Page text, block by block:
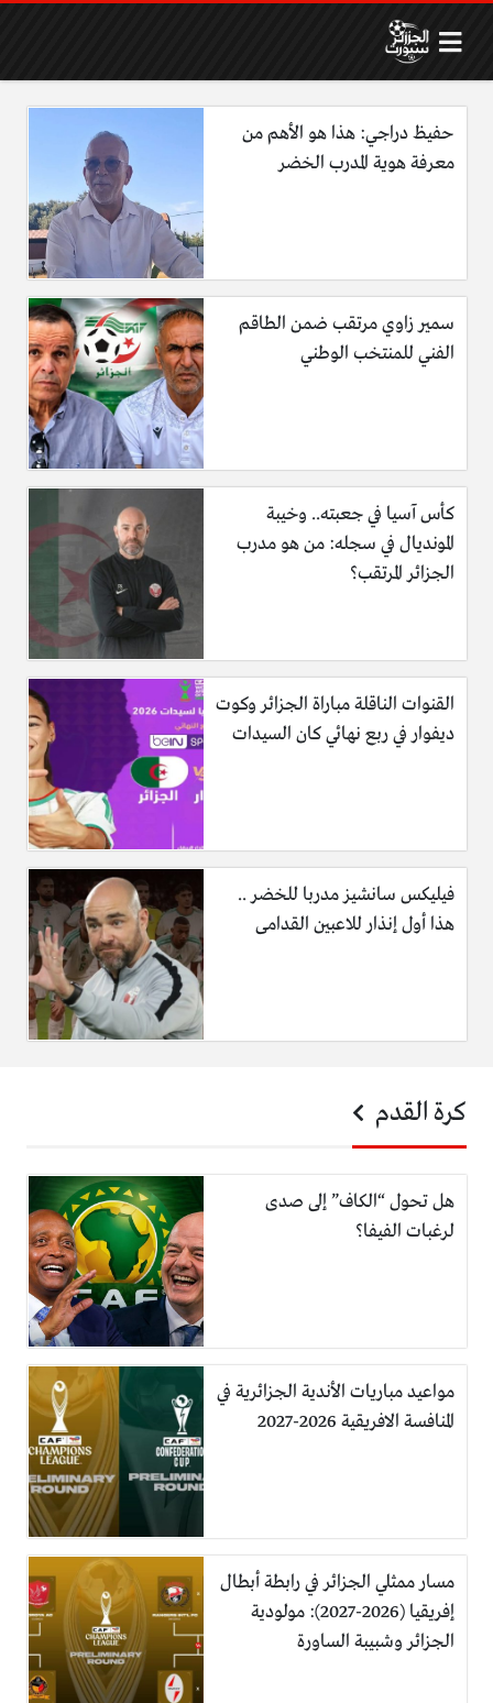
حفيظ دراجي: هذا هو الأهم من
معرفة هوية المدرب الخضر
سمير زاوي مرتقب ضمن الطاقم
الفني للمنتخب الوطني
كأس آسيا في جعبته.. وخيبة
المونديال في سجله: من هو مدرب
الجزائر المرتقب؟
القنوات الناقلة مباراة الجزائر وكوت
ديفوار في ربع نهائي كان السيدات
فيليكس سانشيز مدربا للخضر ..
هذا أول إنذار للاعبين القدامى
كرة القدم
هل تحول “الكاف” إلى صدى
لرغبات الفيفا؟
مواعيد مباريات الأندية الجزائرية في
المنافسة الافريقية 2026-2027
مسار ممثلي الجزائر في رابطة أبطال
إفريقيا (2026-2027): مولودية
الجزائر وشبيبة الساورة